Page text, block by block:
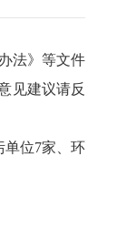
法》等文件
见建议请反
单位7家、环